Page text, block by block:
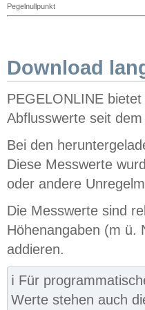
Pegelnullpunkt
Download
PEGELONLINE
Abflusswerte seit
Bei den
Diese Messwerte
oder andere
Die Messwerte sind
Höhenangaben (m ü.
addieren.
ℹ️ Für
Werte stehen auch